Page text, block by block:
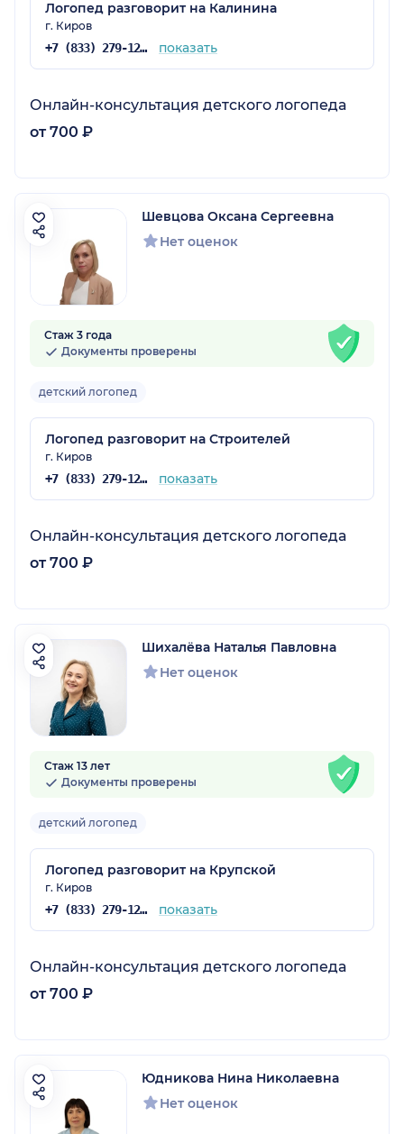
Логопед разговорит на Калинина
г. Киров
+7 (833) 279-12-71 показать
Онлайн-консультация детского логопеда
от 700 ₽
Шевцова Оксана Сергеевна
Нет оценок
Стаж 3 года
Документы проверены
детский логопед
Логопед разговорит на Строителей
г. Киров
+7 (833) 279-12-71 показать
Онлайн-консультация детского логопеда
от 700 ₽
Шихалёва Наталья Павловна
Нет оценок
Стаж 13 лет
Документы проверены
детский логопед
Логопед разговорит на Крупской
г. Киров
+7 (833) 279-12-71 показать
Онлайн-консультация детского логопеда
от 700 ₽
Юдникова Нина Николаевна
Нет оценок